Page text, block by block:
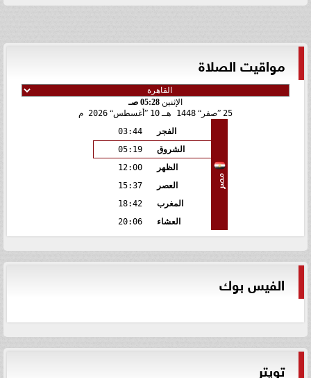
مواقيت الصلاة
الإثنين 05:28 صـ
25
صفر 1448 هـ 10 أغسطس 2026 م
مصر
الفجر
03:44
الشروق
05:19
الظهر
12:00
العصر
15:37
المغرب
18:42
العشاء
20:06
الفيس بوك
تويتر